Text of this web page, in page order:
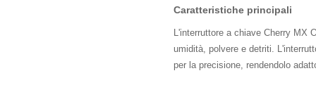
Caratteristiche principali
L'interruttore a chiave Cherry MX
umidità, polvere e detriti.
per la precisione, rendendolo